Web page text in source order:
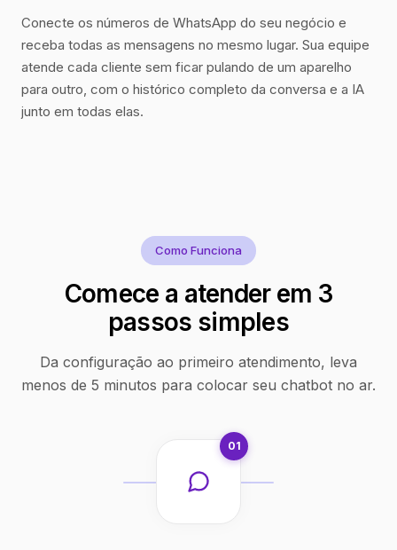
Conecte os números de WhatsApp do seu negócio e
receba todas as mensagens no mesmo lugar. Sua equipe
atende cada cliente sem ficar pulando de um aparelho
para outro, com o histórico completo da conversa e a IA
junto em todas elas.
Como Funciona
Comece a atender em 3
passos simples
Da configuração ao primeiro atendimento, leva
menos de 5 minutos para colocar seu chatbot no ar.
01